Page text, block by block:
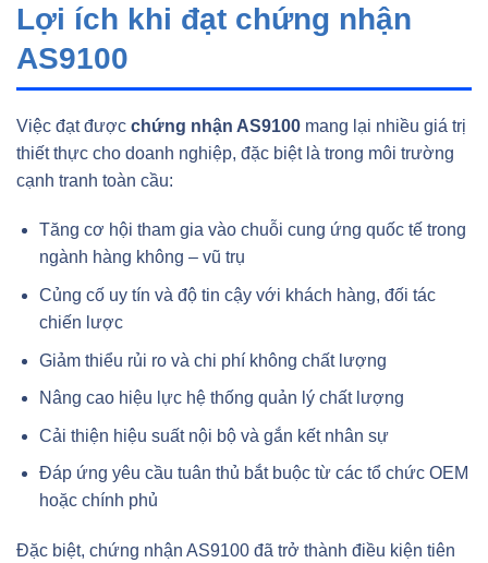
Lợi ích khi đạt chứng nhận
AS9100
Việc đạt được chứng nhận AS9100 mang lại nhiều giá trị
thiết thực cho doanh nghiệp, đặc biệt là trong môi trường
cạnh tranh toàn cầu:
Tăng cơ hội tham gia vào chuỗi cung ứng quốc tế trong
ngành hàng không – vũ trụ
Củng cố uy tín và độ tin cậy với khách hàng, đối tác
chiến lược
Giảm thiểu rủi ro và chi phí không chất lượng
Nâng cao hiệu lực hệ thống quản lý chất lượng
Cải thiện hiệu suất nội bộ và gắn kết nhân sự
Đáp ứng yêu cầu tuân thủ bắt buộc từ các tổ chức OEM
hoặc chính phủ
Đặc biệt, chứng nhận AS9100 đã trở thành điều kiện tiên